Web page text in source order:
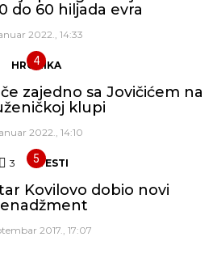
do 60 hiljada evra
2022., 14:33
HRONIKA
zajedno sa Jovičićem na
klupi
2022., 14:10
3 Komentara
VESTI
Kovilovo dobio novi
2017., 17:07